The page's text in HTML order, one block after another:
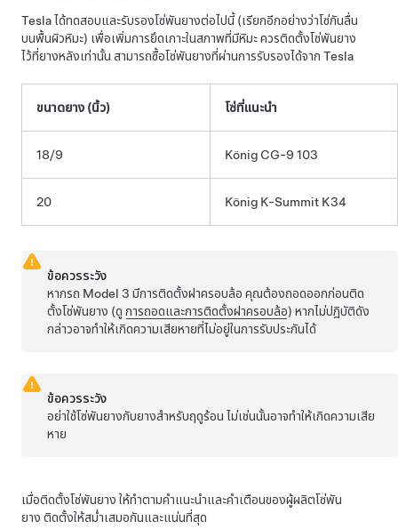
Tesla ได้ทดสอบและรับรองโซ่พันยางต่อไปนี้ (เรียกอีกอย่างว่าโซ่กันลื่น
บนพื้นผิวหิมะ) เพื่อเพิ่มการยึดเกาะในสภาพที่มีหิมะ ควรติดตั้งโซ่พันยาง
ไว้ที่ยางหลังเท่านั้น สามารถซื้อโซ่พันยางที่ผ่านการรับรองได้จาก Tesla
ขนาดยาง (นิ้ว) โซ่ที่แนะนำ
18/9 König CG-9 103
20 König K-Summit K34
ข้อควรระวัง
หากรถ Model 3 มีการติดตั้งฝาครอบล้อ คุณต้องถอดออกก่อนติด
ตั้งโซ่พันยาง (ดูการถอดและการติดตั้งฝาครอบล้อ) หากไม่ปฎิบัติดัง
กล่าวอาจทำให้เกิดความเสียหายที่ไม่อยู่ในการรับประกันได้
ข้อควรระวัง
อย่าใช้โซ่พันยางกับยางสำหรับฤดูร้อน ไม่เช่นนั้นอาจทำให้เกิดความเสีย
หาย
เมื่อติดตั้งโซ่พันยาง ให้ทำตามคำแนะนำและคำเตือนของผู้ผลิตโซ่พัน
ยาง ติดตั้งให้สม่ำเสมอกันและแน่นที่สุด